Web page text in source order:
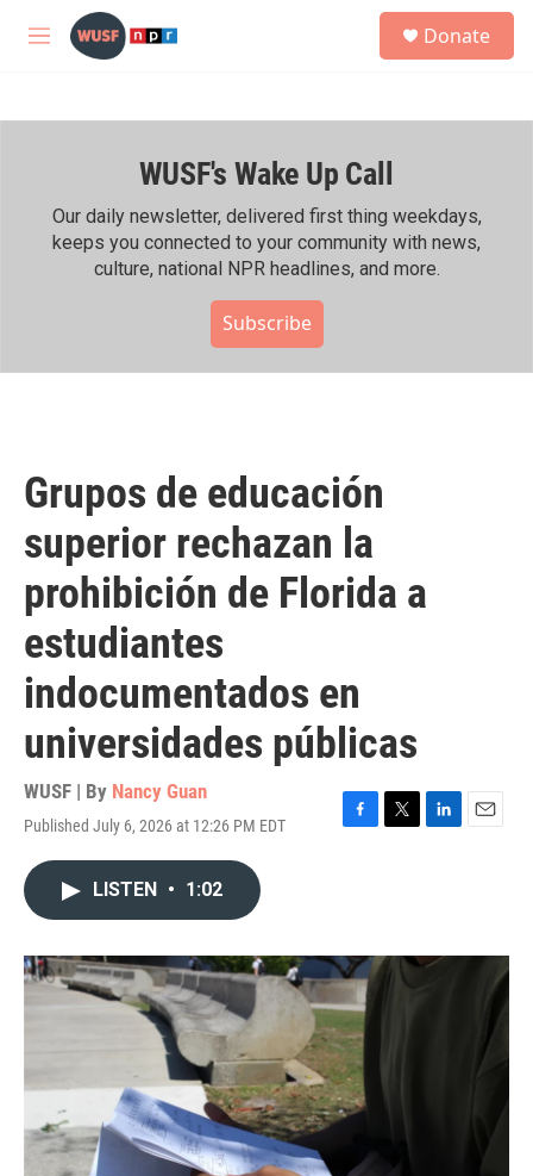
Skip to main content
M
h
Donate
WUSF's Wake Up Call
Our daily newsletter, delivered first thing weekdays,
keeps you connected to your community with news,
culture, national NPR headlines, and more.
Subscribe
Grupos de educación
superior rechazan la
prohibición de Florida a
estudiantes
indocumentados en
universidades públicas
WUSF | By Nancy Guan
Published July 6, 2026 at 12:26 PM EDT
F
o
k
T
r
L
I
E
LISTEN • 1:02